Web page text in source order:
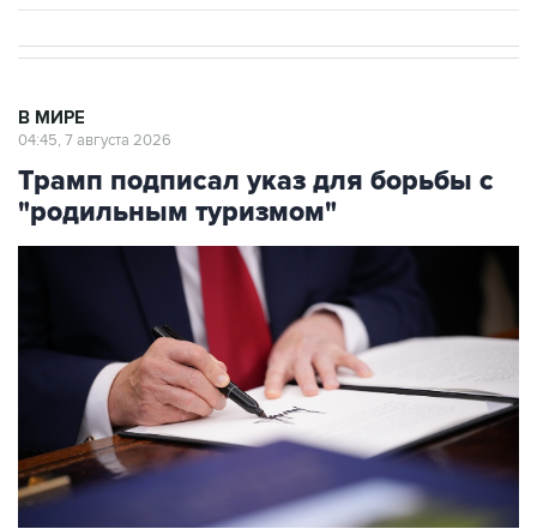
В МИРЕ
04:45, 7 августа 2026
Трамп подписал указ для борьбы с
"родильным туризмом"